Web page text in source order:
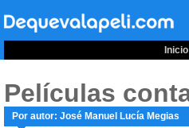
Inicio
Películas
Por autor: José Manuel Lucía Megias